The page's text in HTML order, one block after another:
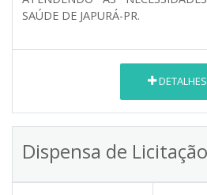
SAÚDE DE JAPURÁ-PR.
DETALHES
Dispensa de